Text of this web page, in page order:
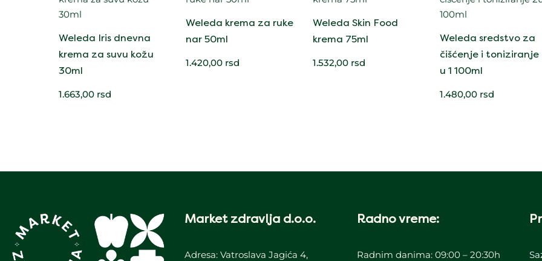
Weleda Iris dnevna
krema za suvu kožu
30ml
1.663,00 rsd
Weleda krema za ruke
nar 50ml
1.420,00 rsd
Weleda Skin Food
krema 75ml
1.532,00 rsd
Weleda sredstvo za
čišćenje i toniziranje
u 1 100ml
1.480,00 rsd
Market zdravlja d.o.o.
Adresa: Vatroslava Jagića 4,
Radno vreme:
Radnim danima: 09:00 – 20:30h